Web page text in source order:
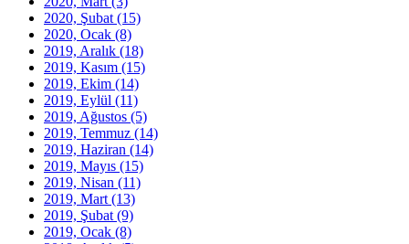
2020, Şubat (15)
2020, Ocak (8)
2019, Aralık (18)
2019, Kasım (15)
2019, Ekim (14)
2019, Eylül (11)
2019, Ağustos (5)
2019, Temmuz (14)
2019, Haziran (14)
2019, Mayıs (15)
2019, Nisan (11)
2019, Mart (13)
2019, Şubat (9)
2019, Ocak (8)